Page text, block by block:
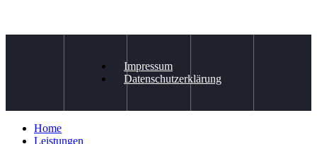
Impressum
Datenschutzerklärung
Home
Leistungen